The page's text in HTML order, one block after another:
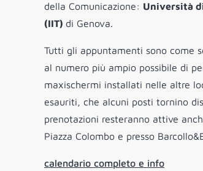
della Comunicazione: Università
(IIT) di Genova.
Tutti gli appuntamenti sono come
al numero più ampio possibile di
maxischermi installati nelle altre
esauriti, che alcuni posti tornino
prenotazioni resteranno attive
Piazza Colombo e presso
calendario completo e info